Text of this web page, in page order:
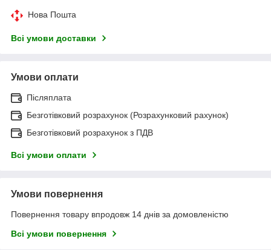
Нова Пошта
Всі умови доставки
Умови оплати
Післяплата
Безготівковий розрахунок (Розрахунковий рахунок)
Безготівковий розрахунок з ПДВ
Всі умови оплати
Умови повернення
Повернення товару впродовж 14 днів за домовленістю
Всі умови повернення